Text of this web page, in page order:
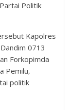
Politik
Kapolres
0713
Forkopimda
Pemilu,
politik